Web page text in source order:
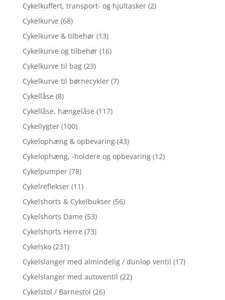
Cykelkuffert, transport- og hjultasker (2)
Cykelkurve (68)
Cykelkurve & tilbehør (13)
Cykelkurve og tilbehør (16)
Cykelkurve til bag (23)
Cykelkurve til børnecykler (7)
Cykellåse (8)
Cykellåse, hængelåse (117)
Cykellygter (100)
Cykelophæng & opbevaring (43)
Cykelophæng, -holdere og opbevaring (12)
Cykelpumper (78)
Cykelreflekser (11)
Cykelshorts & Cykelbukser (56)
Cykelshorts Dame (53)
Cykelshorts Herre (73)
Cykelsko (231)
Cykelslanger med almindelig / dunlop ventil (17)
Cykelslanger med autoventil (22)
Cykelstol / Barnestol (26)